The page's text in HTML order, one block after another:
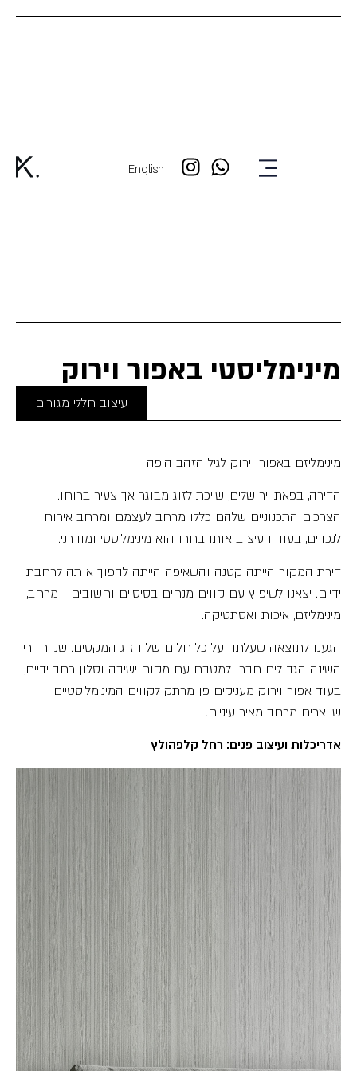
English
מינימליסטי באפור וירוק
עיצוב חללי מגורים
מינימליזם באפור וירוק לגיל הזהב היפה
הדירה, בפאתי ירושלים, שייכת לזוג מבוגר אך צעיר ברוחו.
הצרכים התכנוניים שלהם כללו מרחב לעצמם ומרחב אירוח
לנכדים, בעוד העיצוב אותו בחרו הוא מינימליסטי ומודרני.
דירת המקור הייתה קטנה והשאיפה הייתה להפוך אותה לרחבת
ידיים. יצאנו לשיפוץ עם קווים מנחים בסיסיים וחשובים- מרחב,
מינימליזם, איכות ואסתטיקה.
הגענו לתוצאה שעלתה על כל חלום של הזוג המקסים. שני חדרי
השינה הגדולים חברו למטבח עם מקום ישיבה וסלון רחב ידיים,
בעוד אפור וירוק מעניקים פן מרתק לקווים המינימליסטיים
שיוצרים מרחב מאיר עיניים.
אדריכלות ועיצוב פנים: רחל קלפהולץ